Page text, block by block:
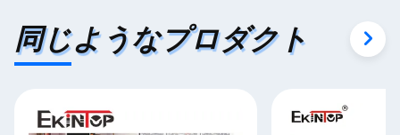
同じようなプロダクト